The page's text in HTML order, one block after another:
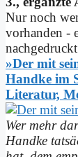
Nur noch
vorhanden -
»Der mit
Handke im
Literatur,
Wer mehr
Handke